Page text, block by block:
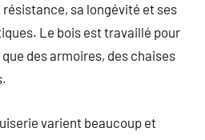
sa longévité et ses
Le bois est travaillé pour
des armoires, des chaises
varient beaucoup et